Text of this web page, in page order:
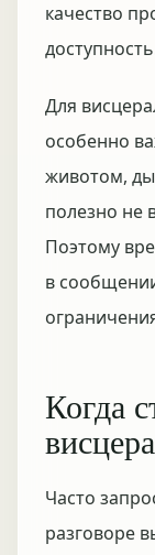
качество
Для
особенно
животом,
полезно не
Поэтому
в
Когда
Часто
разговоре